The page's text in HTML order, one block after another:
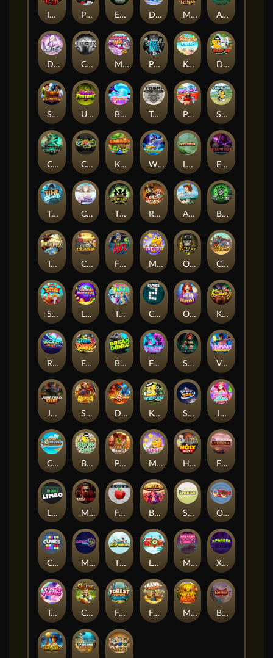
Lord Venom
Aiko and the Wind Spirit Booze Bash
CIRCLE OF LIFE
STEAMRUNNERS
Munchy Milo
Power of 10
Strength Of Hercules
Magic Piggy OG
Shadow Treasure
Coop Clash
Red Rascal™
Lucky Multifruit
Keep 'em Space Zoo
Junkyard Kings
Dusk Princess Pray for Three
Wishbringer
Dorks of The Deep
Undead Fortune Toshi Video Club
Holy Heist
OmNom
Aztec Twist
Chaos Crew
Cubes 2
The Respinners
Klowns
Vending Machine
Mystery Motel
Immortal Desire
Orb of Destiny
Stack'em
Keep 'em Cool
Pickle Bandits Magic Piggy
Pug Life
Eye of the Panda
Temple of Torment
Mafia Clash
Let It Snow
Fear the Dark
Cash Compass
Empress of the Shadows
Miami Multiplier
King Carrot
Break Bones
Forest Fortune
Buffalo Stack'n'Sync
Cloud Princess
Shaolin Master
Book of Time
Drop'em
Jelly Slice
Stick'em
Feel The Beat
Rocket Reels
Twisted Lab
Dragon’s Domain
Xpander
Time Spinners
Fire My Laser
Mighty Masks
Outlasw Inc
BOUNCY BOMBS
Tasty Treats Cash Quest
The Bowery Boys
Limbo
Frank's Farm
Frutz
Cubes
Cursed Crypt
Clumsy Cowboys
Fireborn
Blademaster
Merlin's Alchemy